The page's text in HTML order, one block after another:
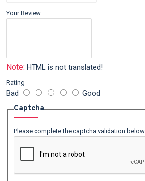
Your Review
Note: HTML is not translated!
Rating
Bad Good
Captcha
Please complete the captcha validation below